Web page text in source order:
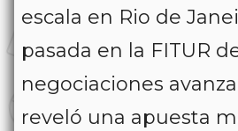
escala en Rio de
pasada en la FITUR
negociaciones
reveló una apuesta